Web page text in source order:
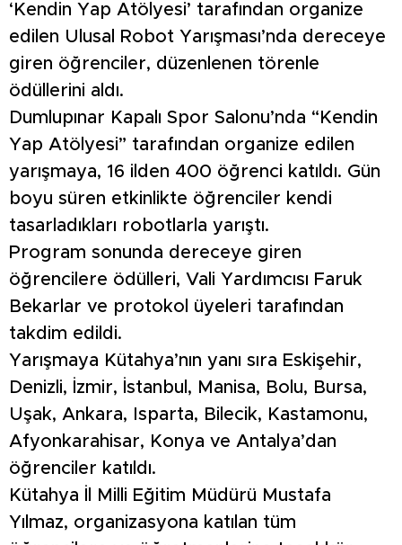
‘Kendin Yap Atölyesi’ tarafından organize
edilen Ulusal Robot Yarışması’nda dereceye
giren öğrenciler, düzenlenen törenle
ödüllerini aldı.
Dumlupınar Kapalı Spor Salonu’nda “Kendin
Yap Atölyesi” tarafından organize edilen
yarışmaya, 16 ilden 400 öğrenci katıldı. Gün
boyu süren etkinlikte öğrenciler kendi
tasarladıkları robotlarla yarıştı.
Program sonunda dereceye giren
öğrencilere ödülleri, Vali Yardımcısı Faruk
Bekarlar ve protokol üyeleri tarafından
takdim edildi.
Yarışmaya Kütahya’nın yanı sıra Eskişehir,
Denizli, İzmir, İstanbul, Manisa, Bolu, Bursa,
Uşak, Ankara, Isparta, Bilecik, Kastamonu,
Afyonkarahisar, Konya ve Antalya’dan
öğrenciler katıldı.
Kütahya İl Milli Eğitim Müdürü Mustafa
Yılmaz, organizasyona katılan tüm